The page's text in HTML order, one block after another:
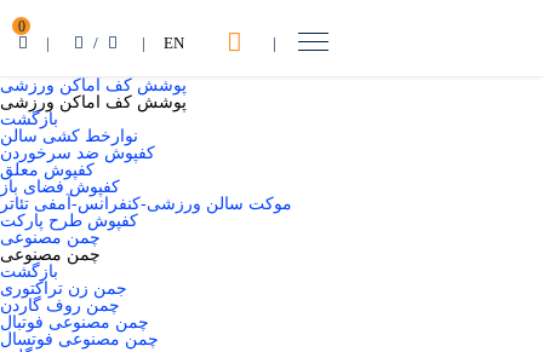
|
EN
|
/
|
0
پوشش کف اماکن ورزشی
پوشش کف اماکن ورزشی
بازگشت
نوارخط کشی سالن
کفپوش ضد سرخوردن
کفپوش معلق
کفپوش فضای باز
موکت سالن ورزشی-کنفرانس-آمفی تئاتر
کفپوش طرح پارکت
چمن مصنوعی
چمن مصنوعی
بازگشت
جمن زن تراکتوری
چمن روف گاردن
چمن مصنوعی فوتبال
چمن مصنوعی فوتسال